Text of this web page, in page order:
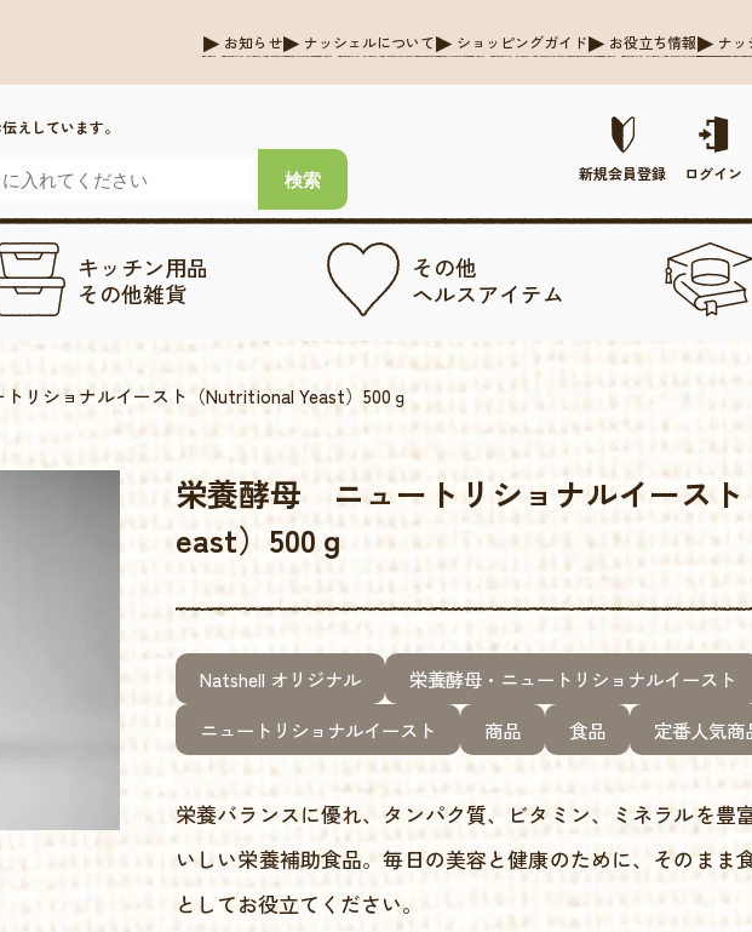
お知らせ ナッシェルについて ショッピングガイド お役立ち情報 ナッ
えしています。
新規会員登録 ログイン
キッチン用品
その他雑貨
その他
ヘルスアイテム
リショナルイースト（Nutritional Yeast）500ｇ
栄養酵母 ニュートリショナルイース
east）500ｇ
Natshell オリジナル
栄養酵母・ニュートリショナルイースト
ニュートリショナルイースト
商品 食品 定番人気商
栄養バランスに優れ、タンパク質、ビタミン、ミネラルを豊
いしい栄養補助食品。毎日の美容と健康のために、そのまま
としてお役立てください。